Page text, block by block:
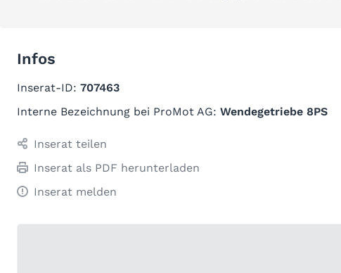
Infos
Inserat-ID: 707463
Interne Bezeichnung bei ProMot AG: Wendegetriebe 8PS
Inserat teilen
Inserat als PDF herunterladen
Inserat melden